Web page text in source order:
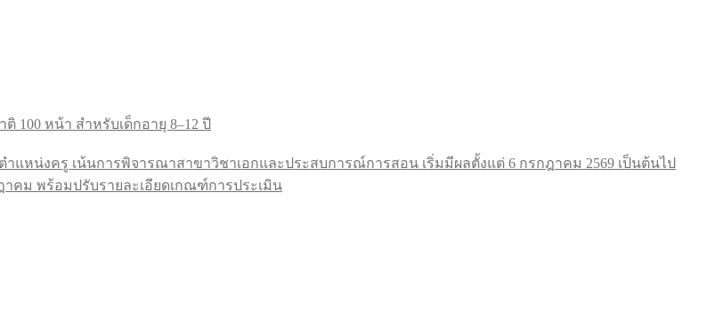
100 หน้า สำหรับเด็กอายุ 8–12 ปี
หน่งครู เน้นการพิจารณาสาขาวิชาเอกและประสบการณ์การสอน เริ่มมีผลตั้งแต่ 6 กรกฎาคม 2569 เป็นต้นไป
าคม พร้อมปรับรายละเอียดเกณฑ์การประเมิน